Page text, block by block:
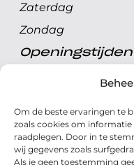
Om de beste ervaringen te
zoals cookies om
raadplegen. Door in te
wij gegevens zoals
Als je geen toestemming
Zaterdag
Zondag
Maandag t/m
Zondag
Volg ons